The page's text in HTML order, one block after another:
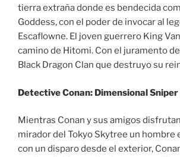
tierra extraña donde es bendecida
Goddess, con el poder de invocar al
Escaflowne. El joven guerrero King
camino de Hitomi. Con el juramento
Black Dragon Clan que destruyo su
Detective Conan: Dimensional Sniper
Mientras Conan y sus amigos
mirador del Tokyo Skytree un hombre
con un disparo desde el exterior,